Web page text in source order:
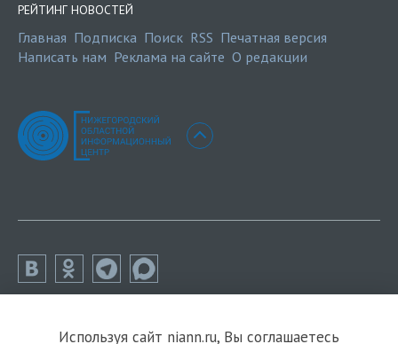
РЕЙТИНГ НОВОСТЕЙ
Главная Подписка Поиск RSS Печатная версия
Написать нам Реклама на сайте О редакции
Используя сайт niann.ru, Вы соглашаетесь